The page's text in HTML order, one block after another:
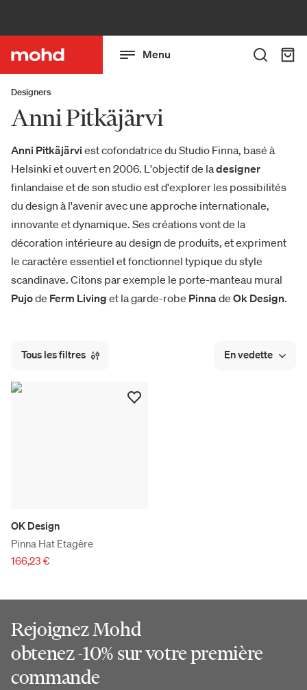
Menu
Designers
Anni Pitkäjärvi
Anni Pitkäjärvi est cofondatrice du Studio Finna, basé à
Helsinki et ouvert en 2006. L'objectif de ladesigner
finlandaise et de son studio est d'explorer les possibilités
du design à l'avenir avec une approche internationale,
innovante et dynamique. Ses créations vont de la
décoration intérieure au design de produits, et expriment
le caractère essentiel et fonctionnel typique du style
scandinave. Citons par exemple le porte-manteau mural
Pujode Ferm Living et la garde-robe Pinnade Ok Design.
Tous les filtres En vedette
OK Design
Pinna Hat Etagère
166,23 €
Rejoignez Mohd
obtenez -10% sur votre première
commande